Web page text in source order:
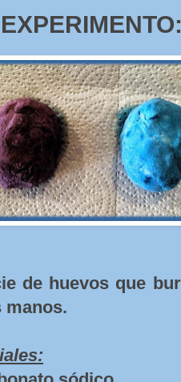
de huevos que
manos.